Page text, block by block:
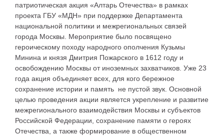
патриотическая акция «Алтарь Отечества» в рамках
проекта ГБУ «МДН» при поддержке Департамента
национальной политики и межрегиональных связей
города Москвы. Мероприятие было посвящено
героическому походу народного ополчения Кузьмы
Минина и князя Дмитрия Пожарского в 1612 году и
освобождению Москвы от иноземных захватчиков. Уже 23
года акция объединяет всех, для кого бережное
сохранение истории и память не пустой звук. Основной
целью проведения акции является укрепление и развитие
межрегионального взаимодействия Москвы и субъектов
Российской Федерации, сохранение памяти о героях
Отечества, а также формирование в общественном